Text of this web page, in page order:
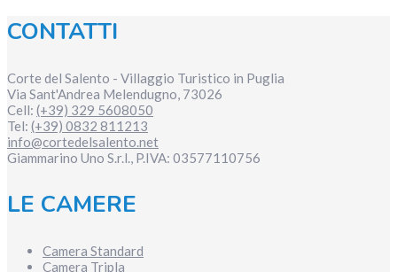
CONTATTI
Corte del Salento - Villaggio Turistico in Puglia
Via Sant'Andrea Melendugno, 73026
Cell: (+39) 329 5608050
Tel: (+39) 0832 811213
info@cortedelsalento.net
Giammarino Uno S.r.l., P.IVA: 03577110756
LE CAMERE
Camera Standard
Camera Tripla